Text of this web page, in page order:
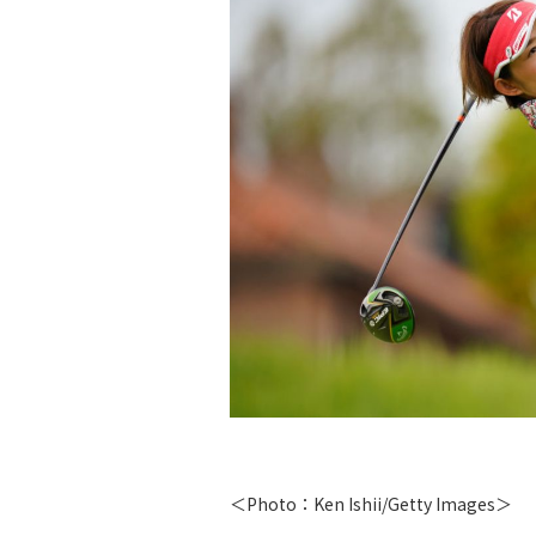
＜Photo：Ken Ishii/Getty Images＞